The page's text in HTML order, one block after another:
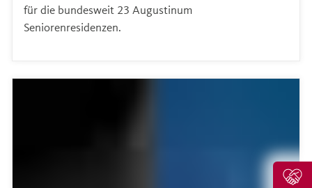
für die bundesweit 23 Augustinum
Seniorenresidenzen.